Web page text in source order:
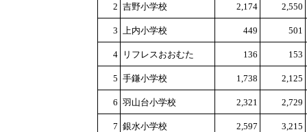
2 吉野小学校 2,174 2,550
3 上内小学校 449 501
4 リフレスおおむた 136 153
5 手鎌小学校 1,738 2,125
6 羽山台小学校 2,321 2,729
7 銀水小学校 2,597 3,215